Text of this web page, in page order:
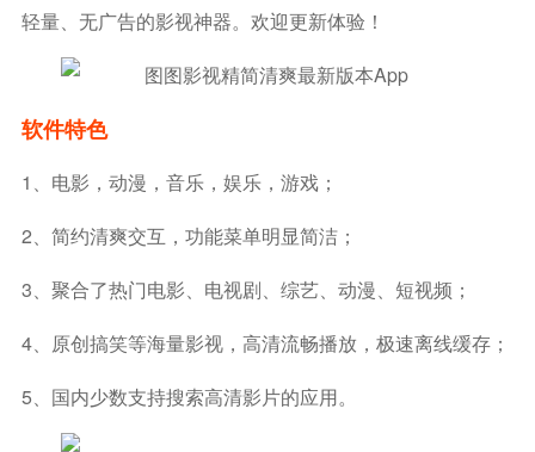
轻量、无广告的影视神器。欢迎更新体验！
软件特色
1、电影，动漫，音乐，娱乐，游戏；
2、简约清爽交互，功能菜单明显简洁；
3、聚合了热门电影、电视剧、综艺、动漫、短视频；
4、原创搞笑等海量影视，高清流畅播放，极速离线缓存；
5、国内少数支持搜索高清影片的应用。